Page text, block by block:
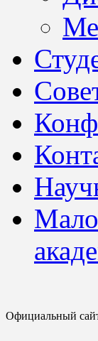
Официальный